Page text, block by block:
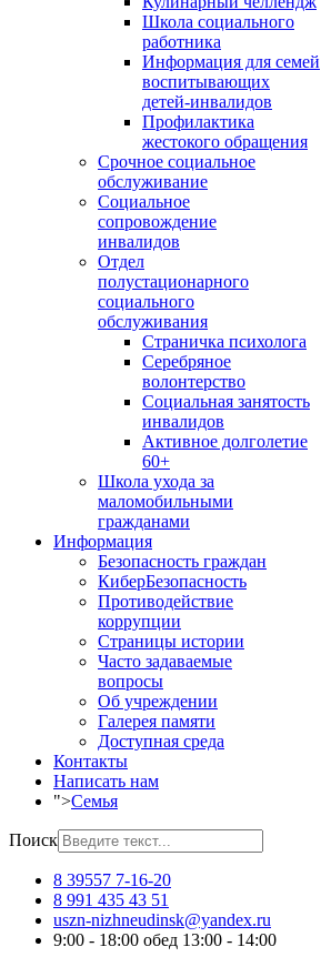
Школа социального
работника
Информация для семей
воспитывающих
детей-инвалидов
Профилактика
жестокого обращения
Срочное социальное
обслуживание
Социальное
сопровождение
инвалидов
Отдел
полустационарного
социального
обслуживания
Страничка психолога
Серебряное
волонтерство
Социальная занятость
инвалидов
Активное долголетие
60+
Школа ухода за
маломобильными
гражданами
Информация
Безопасность граждан
КиберБезопасность
Противодействие
коррупции
Страницы истории
Часто задаваемые
вопросы
Об учреждении
Галерея памяти
Доступная среда
Контакты
Написать нам
">Семья
Поиск
8 39557 7-16-20
8 991 435 43 51
uszn-nizhneudinsk@yandex.ru
9:00 - 18:00 обед 13:00 - 14:00